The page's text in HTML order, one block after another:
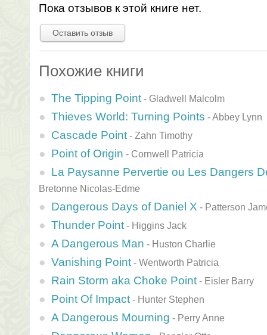
Пока отзывов к этой книге нет.
Оставить отзыв
Похожие книги
The Tipping Point - Gladwell Malcolm
Thieves World: Turning Points -Abbey Lynn
Cascade Point - Zahn Timothy
Point of Origin - Cornwell Patricia
La Paysanne Pervertie ou Les Dangers
Bretonne Nicolas-Edme
Dangerous Days of Daniel X - Patterson
Thunder Point - Higgins Jack
A Dangerous Man - Huston Charlie
Vanishing Point - Wentworth Patricia
Rain Storm aka Choke Point - Eisler Barry
Point Of Impact - Hunter Stephen
A Dangerous Mourning - Perry Anne